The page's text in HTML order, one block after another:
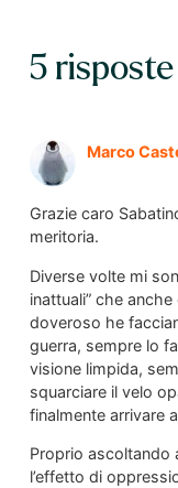
5 risposte
Marco
Grazie caro
meritoria.
Diverse volte mi
inattuali” che
doveroso he
guerra, sempre lo
visione limpida,
squarciare il velo
finalmente arrivare
Proprio ascoltando
l’effetto di